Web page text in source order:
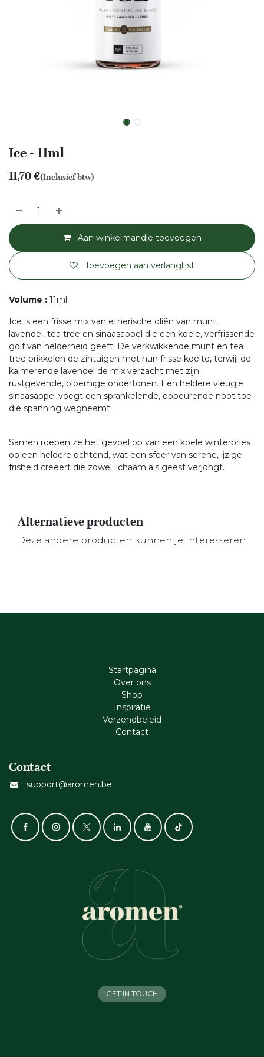
Ice - 11ml
11,70€(Inclusief btw)
Aan winkelmandje toevoegen
Toevoegen aan verlanglijst
Volume : 11ml
Ice is een frisse mix van etherische oliën van munt,
lavendel, tea tree en sinaasappel die een koele, verfrissende
golf van helderheid geeft. De verkwikkende munt en tea
tree prikkelen de zintuigen met hun frisse koelte, terwijl de
kalmerende lavendel de mix verzacht met zijn
rustgevende, bloemige ondertonen. Een heldere vleugje
sinaasappel voegt een sprankelende, opbeurende noot toe
die spanning wegneemt.
Samen roepen ze het gevoel op van een koele winterbries
op een heldere ochtend, wat een sfeer van serene, ijzige
frisheid creëert die zowel lichaam als geest verjongt.
Alternatieve producten
Deze andere producten kunnen je interesseren
Startpagina
Ove​r​ ons
Shop
Inspiratie
Verzendbeleid
Cont​act
Contact
support@aromen.be
GET IN TOUCH